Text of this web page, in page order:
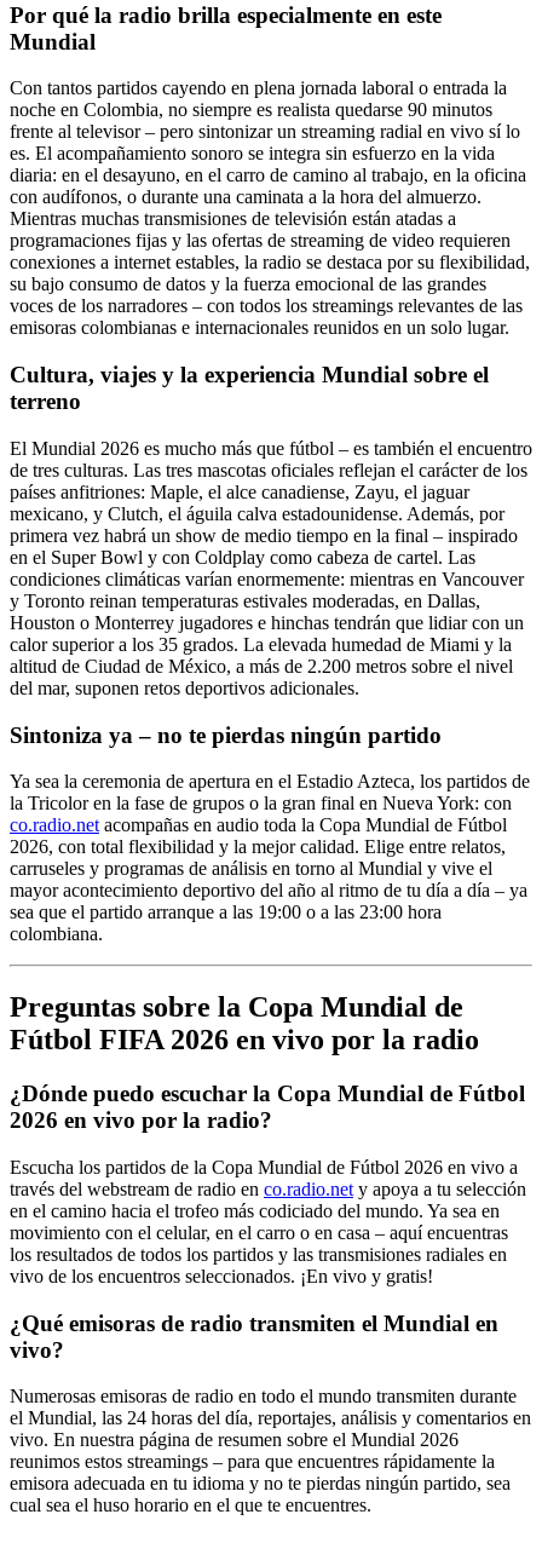
Por qué la radio brilla especialmente en este
Mundial
Con tantos partidos cayendo en plena jornada laboral o entrada la
noche en Colombia, no siempre es realista quedarse 90 minutos
frente al televisor – pero sintonizar un streaming radial en vivo sí lo
es. El acompañamiento sonoro se integra sin esfuerzo en la vida
diaria: en el desayuno, en el carro de camino al trabajo, en la oficina
con audífonos, o durante una caminata a la hora del almuerzo.
Mientras muchas transmisiones de televisión están atadas a
programaciones fijas y las ofertas de streaming de video requieren
conexiones a internet estables, la radio se destaca por su flexibilidad,
su bajo consumo de datos y la fuerza emocional de las grandes
voces de los narradores – con todos los streamings relevantes de las
emisoras colombianas e internacionales reunidos en un solo lugar.
Cultura, viajes y la experiencia Mundial sobre el
terreno
El Mundial 2026 es mucho más que fútbol – es también el encuentro
de tres culturas. Las tres mascotas oficiales reflejan el carácter de los
países anfitriones: Maple, el alce canadiense, Zayu, el jaguar
mexicano, y Clutch, el águila calva estadounidense. Además, por
primera vez habrá un show de medio tiempo en la final – inspirado
en el Super Bowl y con Coldplay como cabeza de cartel. Las
condiciones climáticas varían enormemente: mientras en Vancouver
y Toronto reinan temperaturas estivales moderadas, en Dallas,
Houston o Monterrey jugadores e hinchas tendrán que lidiar con un
calor superior a los 35 grados. La elevada humedad de Miami y la
altitud de Ciudad de México, a más de 2.200 metros sobre el nivel
del mar, suponen retos deportivos adicionales.
Sintoniza ya – no te pierdas ningún partido
Ya sea la ceremonia de apertura en el Estadio Azteca, los partidos de
la Tricolor en la fase de grupos o la gran final en Nueva York: con
co.radio.net acompañas en audio toda la Copa Mundial de Fútbol
2026, con total flexibilidad y la mejor calidad. Elige entre relatos,
carruseles y programas de análisis en torno al Mundial y vive el
mayor acontecimiento deportivo del año al ritmo de tu día a día – ya
sea que el partido arranque a las 19:00 o a las 23:00 hora
colombiana.
Preguntas sobre la Copa Mundial de
Fútbol FIFA 2026 en vivo por la radio
¿Dónde puedo escuchar la Copa Mundial de Fútbol
2026 en vivo por la radio?
Escucha los partidos de la Copa Mundial de Fútbol 2026 en vivo a
través del webstream de radio en co.radio.net y apoya a tu selección
en el camino hacia el trofeo más codiciado del mundo. Ya sea en
movimiento con el celular, en el carro o en casa – aquí encuentras
los resultados de todos los partidos y las transmisiones radiales en
vivo de los encuentros seleccionados. ¡En vivo y gratis!
¿Qué emisoras de radio transmiten el Mundial en
vivo?
Numerosas emisoras de radio en todo el mundo transmiten durante
el Mundial, las 24 horas del día, reportajes, análisis y comentarios en
vivo. En nuestra página de resumen sobre el Mundial 2026
reunimos estos streamings – para que encuentres rápidamente la
emisora adecuada en tu idioma y no te pierdas ningún partido, sea
cual sea el huso horario en el que te encuentres.